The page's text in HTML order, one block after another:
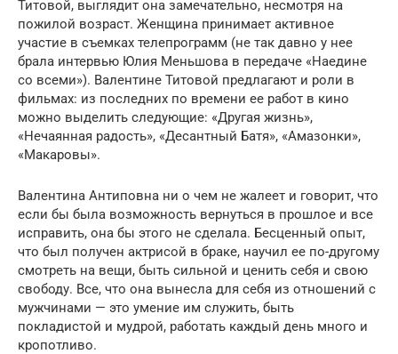
Титовой, выглядит она замечательно, несмотря на
пожилой возраст. Женщина принимает активное
участие в съемках телепрограмм (не так давно у нее
брала интервью Юлия Меньшова в передаче «Наедине
со всеми»). Валентине Титовой предлагают и роли в
фильмах: из последних по времени ее работ в кино
можно выделить следующие: «Другая жизнь»,
«Нечаянная радость», «Десантный Батя», «Амазонки»,
«Макаровы».
Валентина Антиповна ни о чем не жалеет и говорит, что
если бы была возможность вернуться в прошлое и все
исправить, она бы этого не сделала. Бесценный опыт,
что был получен актрисой в браке, научил ее по-другому
смотреть на вещи, быть сильной и ценить себя и свою
свободу. Все, что она вынесла для себя из отношений с
мужчинами — это умение им служить, быть
покладистой и мудрой, работать каждый день много и
кропотливо.